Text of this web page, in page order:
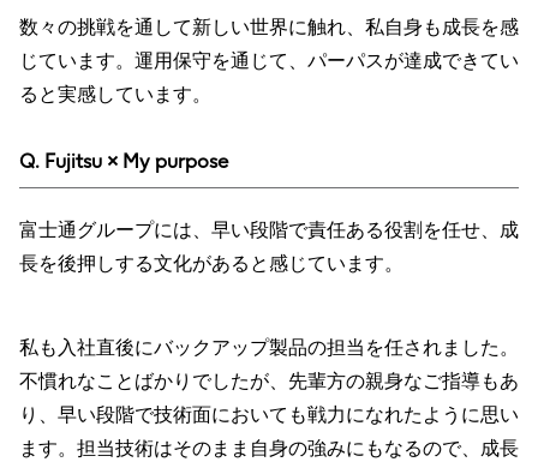
数々の挑戦を通して新しい世界に触れ、私自身も成長を感
じています。運用保守を通じて、パーパスが達成できてい
ると実感しています。
Q. Fujitsu × My purpose
富士通グループには、早い段階で責任ある役割を任せ、成
長を後押しする文化があると感じています。
私も入社直後にバックアップ製品の担当を任されました。
不慣れなことばかりでしたが、先輩方の親身なご指導もあ
り、早い段階で技術面においても戦力になれたように思い
ます。担当技術はそのまま自身の強みにもなるので、成長